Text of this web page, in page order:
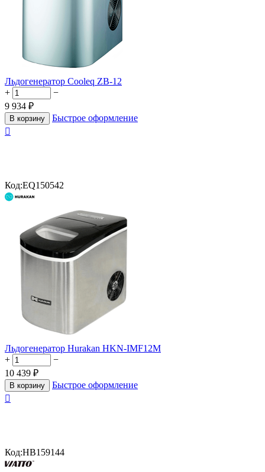
Льдогенератор Cooleq ZB-12
+
−
9 934 ₽
В корзину
Быстрое оформление

Код:EQ150542
Льдогенератор Hurakan HKN-IMF12M
+
−
10 439 ₽
В корзину
Быстрое оформление

Код:HB159144